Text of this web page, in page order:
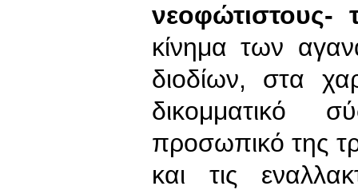
νεοφώτιστους-
κίνημα των
διοδίων, στα
δικομματικό
προσωπικό της
και τις